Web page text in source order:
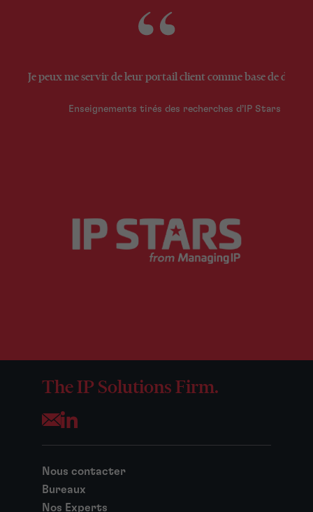
Je peux me servir de leur portail client comme base de
Enseignements tirés des recherches d’IP Stars
The IP Solutions Firm.
Opens your mail application
Nous contacter
Bureaux
Nos Experts